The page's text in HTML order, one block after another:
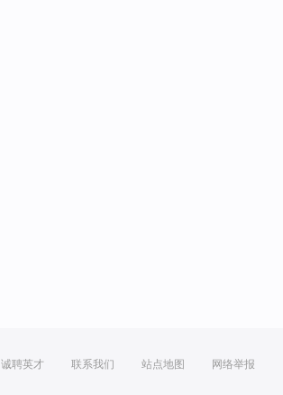
诚聘英才 联系我们 站点地图 网络举报